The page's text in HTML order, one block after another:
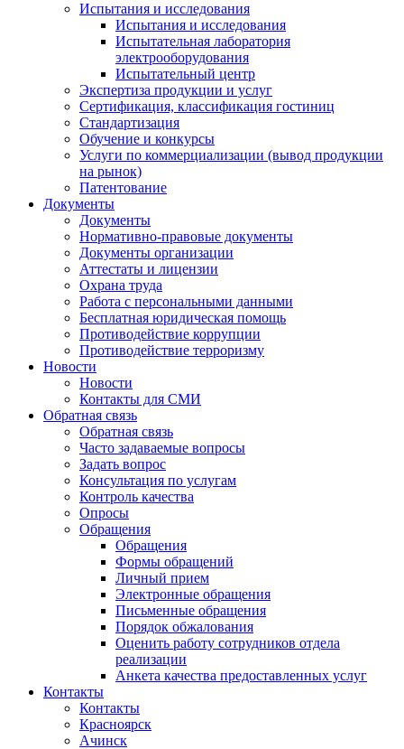
Испытания и исследования
Испытания и исследования
Испытательная лаборатория
электрооборудования
Испытательный центр
Экспертиза продукции и услуг
Сертификация, классификация гостиниц
Стандартизация
Обучение и конкурсы
Услуги по коммерциализации (вывод продукции
на рынок)
Патентование
Документы
Документы
Нормативно-правовые документы
Документы организации
Аттестаты и лицензии
Охрана труда
Работа с персональными данными
Бесплатная юридическая помощь
Противодействие коррупции
Противодействие терроризму
Новости
Новости
Контакты для СМИ
Обратная связь
Обратная связь
Часто задаваемые вопросы
Задать вопрос
Консультация по услугам
Контроль качества
Опросы
Обращения
Обращения
Формы обращений
Личный прием
Электронные обращения
Письменные обращения
Порядок обжалования
Оценить работу сотрудников отдела
реализации
Анкета качества предоставленных услуг
Контакты
Контакты
Красноярск
Ачинск